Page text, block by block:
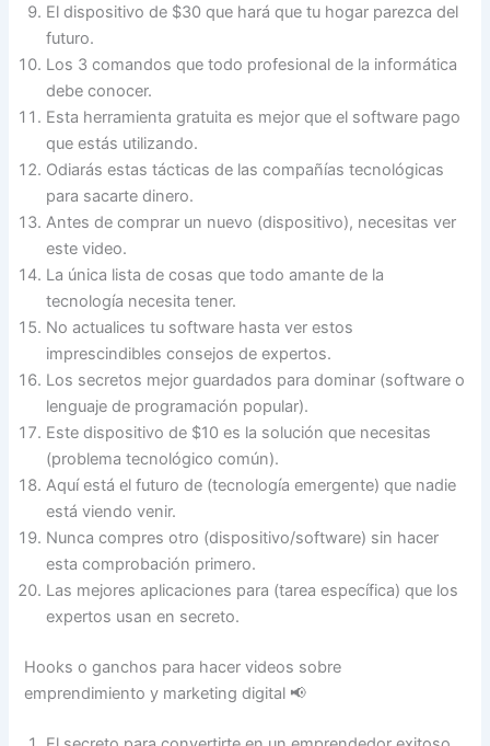
El dispositivo de $30 que hará que tu hogar parezca del
futuro.
Los 3 comandos que todo profesional de la informática
debe conocer.
Esta herramienta gratuita es mejor que el software pago
que estás utilizando.
Odiarás estas tácticas de las compañías tecnológicas
para sacarte dinero.
Antes de comprar un nuevo (dispositivo), necesitas ver
este video.
La única lista de cosas que todo amante de la
tecnología necesita tener.
No actualices tu software hasta ver estos
imprescindibles consejos de expertos.
Los secretos mejor guardados para dominar (software o
lenguaje de programación popular).
Este dispositivo de $10 es la solución que necesitas
(problema tecnológico común).
Aquí está el futuro de (tecnología emergente) que nadie
está viendo venir.
Nunca compres otro (dispositivo/software) sin hacer
esta comprobación primero.
Las mejores aplicaciones para (tarea específica) que los
expertos usan en secreto.
Hooks o ganchos para hacer videos sobre
emprendimiento y marketing digital 📢